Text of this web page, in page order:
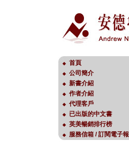
◆ 首頁
◆ 公司簡介
◆ 新書介紹
◆ 作者介紹
◆ 代理客戶
◆ 已出版的中文書
◆ 英美暢銷排行榜
◆ 服務信箱 / 訂閱電子報